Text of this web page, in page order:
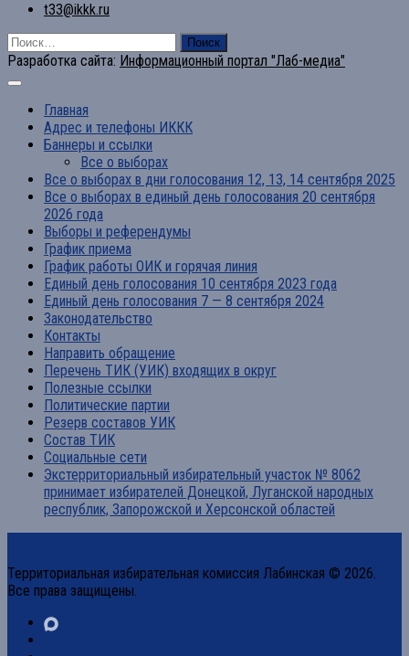
t33@ikkk.ru
Найти:
Разработка сайта: Информационный портал "Лаб-медиа"
Главная
Адрес и телефоны ИККК
Баннеры и ссылки
Все о выборах
Все о выборах в дни голосования 12, 13, 14 сентября 2025
Все о выборах в единый день голосования 20 сентября
2026 года
Выборы и референдумы
График приема
График работы ОИК и горячая линия
Единый день голосования 10 сентября 2023 года
Единый день голосования 7 — 8 сентября 2024
Законодательство
Контакты
Направить обращение
Перечень ТИК (УИК) входящих в округ
Полезные ссылки
Политические партии
Резерв составов УИК
Состав ТИК
Социальные сети
Экстерриториальный избирательный участок № 8062
принимает избирателей Донецкой, Луганской народных
республик, Запорожской и Херсонской областей
Территориальная избирательная комиссия Лабинская © 2026.
Все права защищены.